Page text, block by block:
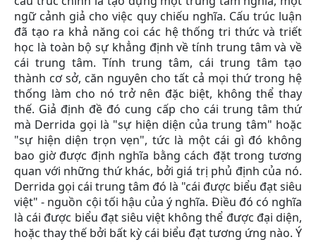
ngữ cảnh giả cho việc quy chiếu nghĩa. Cấu trúc luận
đã tạo ra khả năng coi các hệ thống tri thức và triết
học là toàn bộ sự khẳng định về tính trung tâm và về
cái trung tâm. Tính trung tâm, cái trung tâm tạo
thành cơ sở, căn nguyên cho tất cả mọi thứ trong hệ
thống làm cho nó trở nên đặc biệt, không thể thay
thế. Giả định đề đó cung cấp cho cái trung tâm thứ
mà Derrida gọi là "sự hiện diện của trung tâm" hoặc
"sự hiện diện trọn vẹn", tức là một cái gì đó không
bao giờ được định nghĩa bằng cách đặt trong tương
quan với những thứ khác, bởi giá trị phủ định của nó.
Derrida gọi cái trung tâm đó là "cái được biểu đạt siêu
việt" - nguồn cội tối hậu của ý nghĩa. Điều đó có nghĩa
là cái được biểu đạt siêu việt không thể được đại diện,
hoặc thay thế bởi bất kỳ cái biểu đạt tương ứng nào. Ý